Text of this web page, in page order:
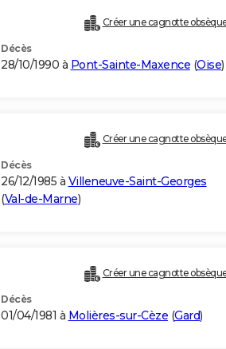
Créer une cagnotte
Décès
28/10/1990 à Pont-Sainte-Maxence (Oise)
Créer une cagnotte
Décès
26/12/1985 à Villeneuve-Saint-Georges
(Val-de-Marne)
Créer une cagnotte
Décès
01/04/1981 à Molières-sur-Cèze (Gard)